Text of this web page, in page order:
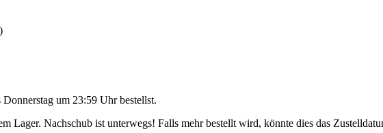
)
Donnerstag um 23:59 Uhrbestellst.
Lager. Nachschub ist unterwegs! Falls mehr bestellt wird, könnte dies das